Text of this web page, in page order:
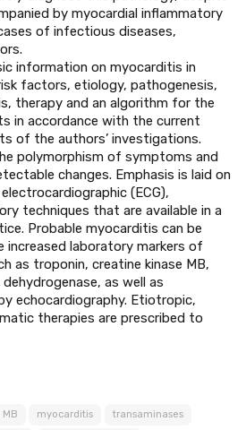
by myocardial inflammatory
of infectious diseases,
information on myocarditis in
factors, etiology, pathogenesis,
therapy and an algorithm for the
in accordance with the current
of the authors’ investigations.
polymorphism of symptoms and
changes. Emphasis is laid on
(ECG),
techniques that are available in a
Probable myocarditis can be
increased laboratory markers of
as troponin, creatine kinase MB,
as well as
echocardiography. Etiotropic,
therapies are prescribed to
myocarditis transaminases